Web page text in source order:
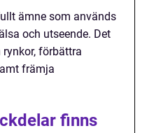
ämne som används
och utseende. Det
förbättra
främja
finns